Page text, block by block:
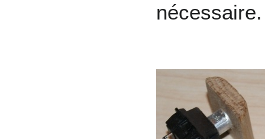
nécessaire.